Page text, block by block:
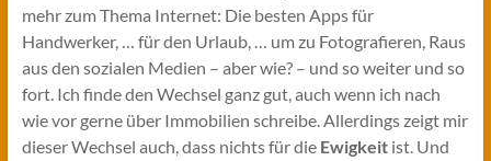
mehr zum Thema Internet: Die besten Apps für
Handwerker, … für den Urlaub, … um zu Fotografieren, Raus
aus den sozialen Medien – aber wie? – und so weiter und so
fort. Ich finde den Wechsel ganz gut, auch wenn ich nach
wie vor gerne über Immobilien schreibe. Allerdings zeigt mir
dieser Wechsel auch, dass nichts für die Ewigkeitist. Und